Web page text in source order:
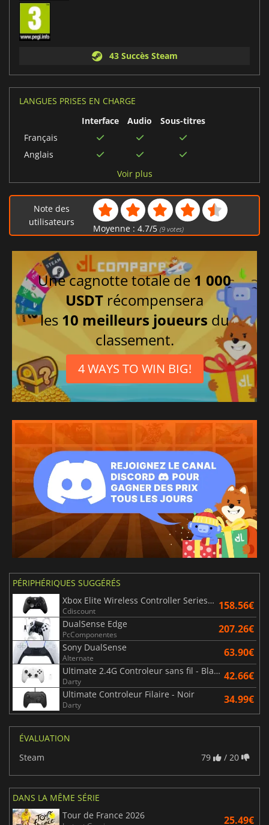
43 Succès Steam
LANGUES PRISES EN CHARGE
Interface
Audio
Sous-titres
Français
Anglais
Espagnol
Allemand
Italien
Voir plus
Note des
utilisateurs
Moyenne : 4.7/5 (9votes)
Une cagnotte totale de 1 000
USDT récompensera
les 10 meilleurs joueurs du
classement.
4 WAYS TO WIN BIG!
PÉRIPHÉRIQUES SUGGÉRÉS
Xbox Elite Wireless Controller Series 2 - Noir
Cdiscount 158.56€
DualSense Edge
PcComponentes 207.26€
Sony DualSense
Alternate 63.90€
Ultimate 2.4G Controleur sans fil - Blanc
Darty 42.66€
Ultimate Controleur Filaire - Noir
Darty 34.99€
ÉVALUATION
Steam
79 / 20
DANS LA MÊME SÉRIE
Tour de France 2026
25.49€